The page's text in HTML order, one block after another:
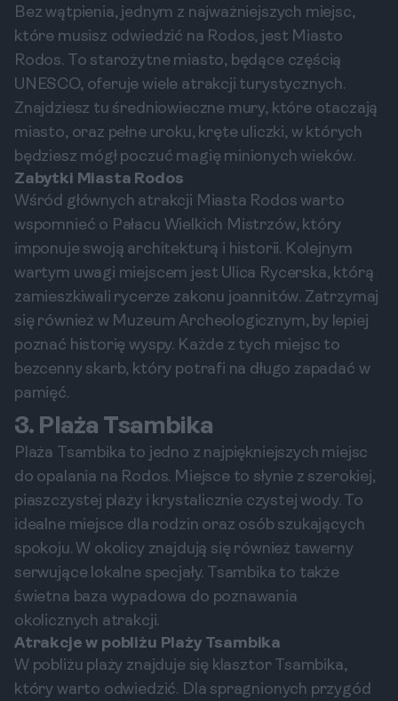
Bez wątpienia, jednym z najważniejszych miejsc,
które musisz odwiedzić na Rodos, jest Miasto
Rodos. To starożytne miasto, będące częścią
UNESCO, oferuje wiele atrakcji turystycznych.
Znajdziesz tu średniowieczne mury, które otaczają
miasto, oraz pełne uroku, kręte uliczki, w których
będziesz mógł poczuć magię minionych wieków.
Zabytki Miasta Rodos
Wśród głównych atrakcji Miasta Rodos warto
wspomnieć o Pałacu Wielkich Mistrzów, który
imponuje swoją architekturą i historii. Kolejnym
wartym uwagi miejscem jest Ulica Rycerska, którą
zamieszkiwali rycerze zakonu joannitów. Zatrzymaj
się również w Muzeum Archeologicznym, by lepiej
poznać historię wyspy. Każde z tych miejsc to
bezcenny skarb, który potrafi na długo zapadać w
pamięć.
3. Plaża Tsambika
Plaża Tsambika to jedno z najpiękniejszych miejsc
do opalania na Rodos. Miejsce to słynie z szerokiej,
piaszczystej plaży i krystalicznie czystej wody. To
idealne miejsce dla rodzin oraz osób szukających
spokoju. W okolicy znajdują się również tawerny
serwujące lokalne specjały. Tsambika to także
świetna baza wypadowa do poznawania
okolicznych atrakcji.
Atrakcje w pobliżu Plaży Tsambika
W pobliżu plaży znajduje się klasztor Tsambika,
który warto odwiedzić. Dla spragnionych przygód